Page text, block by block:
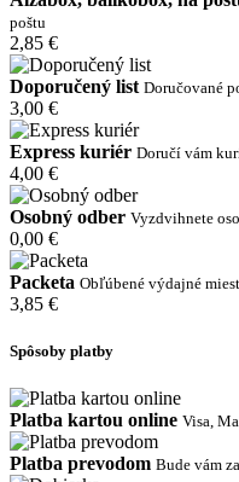
poštu
2,85 €
Doporučený list Doručované
3,00 €
Express kuriér Doručí vám
4,00 €
Osobný odber Vyzdvihnete
0,00 €
Packeta Obľúbené výdajné
3,85 €
Spôsoby platby
Platba kartou online Visa,
Platba prevodom Bude vám